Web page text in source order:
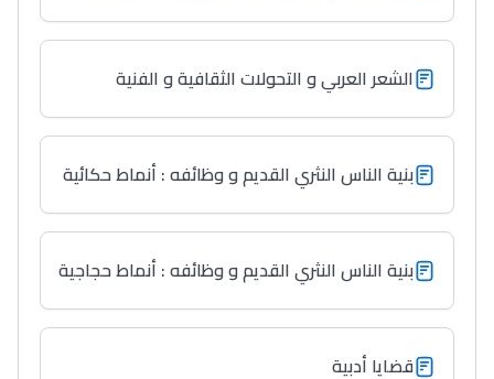
الشعر العربي و التحولات الثقافية و الفنية
بنية الناس النثري القديم و وظائفه : أنماط حكائية
بنية الناس النثري القديم و وظائفه : أنماط حجاجية
قضايا أدبية